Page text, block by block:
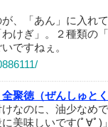
、「あん」に入れ
けぎ」。２種類の
ですねぇ。
全聚徳（ぜんしゅと
なのに、油少なめ
に美味しいです(ﾟ∀ﾟ